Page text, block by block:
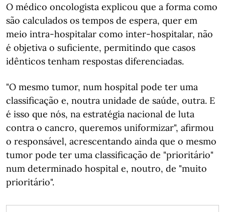
O médico oncologista explicou que a forma como
são calculados os tempos de espera, quer em
meio intra-hospitalar como inter-hospitalar, não
é objetiva o suficiente, permitindo que casos
idênticos tenham respostas diferenciadas.
"O mesmo tumor, num hospital pode ter uma
classificação e, noutra unidade de saúde, outra. E
é isso que nós, na estratégia nacional de luta
contra o cancro, queremos uniformizar", afirmou
o responsável, acrescentando ainda que o mesmo
tumor pode ter uma classificação de "prioritário"
num determinado hospital e, noutro, de "muito
prioritário".